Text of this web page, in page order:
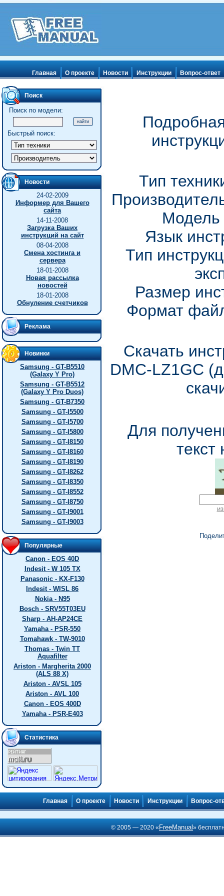
Главная О проекте Новости Инструкции Вопрос-ответ
Поиск
Поиск по модели:
Быстрый поиск:
Новости
24-02-2009
Информер для Вашего
сайта
14-11-2008
Загрузка Ваших
инструкций на сайт
08-04-2008
Смена хостинга и
сервера
18-01-2008
Новая рассылка
новостей
18-01-2008
Обнуление счетчиков
Реклама
Новинки
Samsung - GT-B5510
(Galaxy Y Pro)
Samsung - GT-B5512
(Galaxy Y Pro Duos)
Samsung - GT-B7350
Samsung - GT-I5500
Samsung - GT-I5700
Samsung - GT-I5800
Samsung - GT-I8150
Samsung - GT-I8160
Samsung - GT-I8190
Samsung - GT-I8262
Samsung - GT-I8350
Samsung - GT-I8552
Samsung - GT-I8750
Samsung - GT-I9001
Samsung - GT-I9003
Популярные
Canon - EOS 40D
Indesit - W 105 TX
Panasonic - KX-F130
Indesit - WISL 86
Nokia - N95
Bosch - SRV55T03EU
Sharp - AH-AP24CE
Yamaha - PSR-550
Tomahawk - TW-9010
Thomas - Twin TT
Aquafilter
Ariston - Margherita 2000
(ALS 88 X)
Ariston - AVSL 105
Ariston - AVL 100
Canon - EOS 400D
Yamaha - PSR-E403
Статистика
Тип
Модель
Язык
Тип
Размер
Формат
Скачать
DMC-LZ1GC
Для
текст
Главная О проекте Новости Инструкции Вопрос-
© 2005 — 2020 « FreeManual»